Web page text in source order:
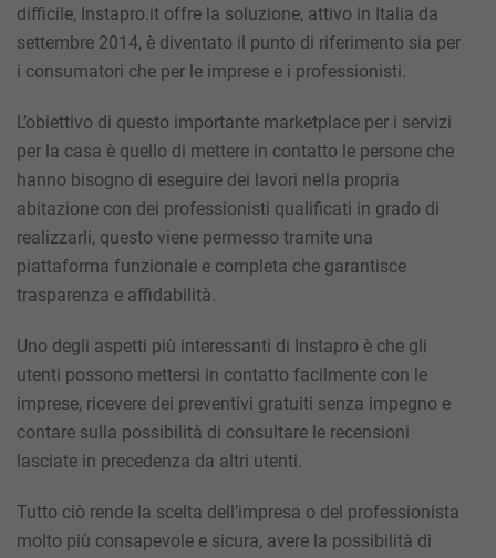
difficile, Instapro.it offre la soluzione, attivo in Italia da
settembre 2014, è diventato il punto di riferimento sia per
i consumatori che per le imprese e i professionisti.
L’obiettivo di questo importante marketplace per i servizi
per la casa è quello di mettere in contatto le persone che
hanno bisogno di eseguire dei lavori nella propria
abitazione con dei professionisti qualificati in grado di
realizzarli, questo viene permesso tramite una
piattaforma funzionale e completa che garantisce
trasparenza e affidabilità.
Uno degli aspetti più interessanti di Instapro è che gli
utenti possono mettersi in contatto facilmente con le
imprese, ricevere dei preventivi gratuiti senza impegno e
contare sulla possibilità di consultare le recensioni
lasciate in precedenza da altri utenti.
Tutto ciò rende la scelta dell’impresa o del professionista
molto più consapevole e sicura, avere la possibilità di